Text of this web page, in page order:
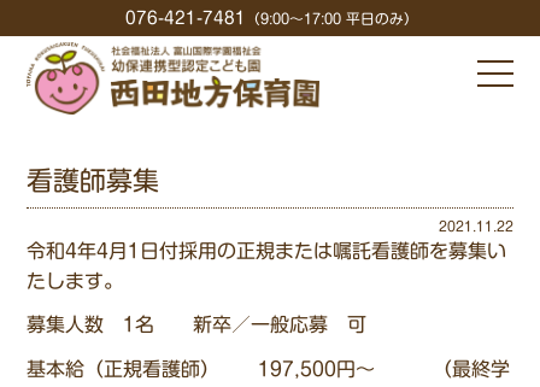
076-421-7481 （9:00〜17:00 平日のみ）
看護師募集
2021.11.22
令和4年4月1日付採用の正規または嘱託看護師を募集い
たします。
募集人数 1名 新卒／一般応募 可
基本給（正規看護師） 197,500円～ （最終学